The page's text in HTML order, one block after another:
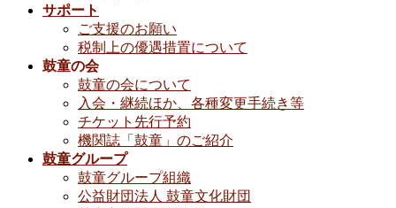
サポート
ご支援のお願い
税制上の優遇措置について
鼓童の会
鼓童の会について
入会・継続ほか、各種変更手続き等
チケット先行予約
機関誌「鼓童」のご紹介
鼓童グループ
鼓童グループ組織
公益財団法人 鼓童文化財団